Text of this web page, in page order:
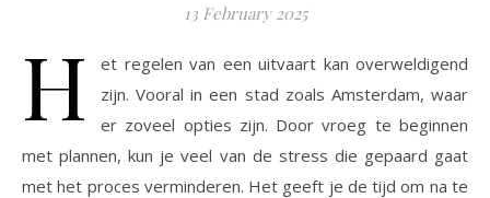
13 February 2025
H
et regelen van een uitvaart kan overweldigend
zijn. Vooral in een stad zoals Amsterdam, waar
er zoveel opties zijn. Door vroeg te beginnen
met plannen, kun je veel van de stress die gepaard gaat
met het proces verminderen. Het geeft je de tijd om na te